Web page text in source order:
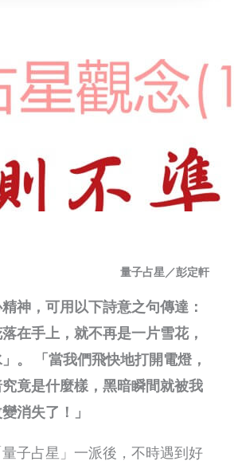
量子占星／彭定軒
神，可用以下詩意之句傳達：
落在手上，就不再是一片雪花，
。 「當我們飛快地打開電燈，
竟是什麼樣，黑暗瞬間就被我
消失了！」
子占星」一派後，不時遇到好